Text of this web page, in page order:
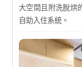
大空間且附洗脫烘
自助入住系統。